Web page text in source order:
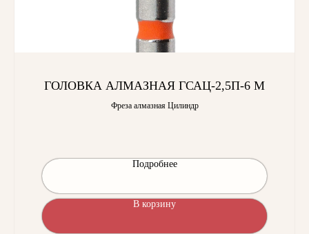
ГОЛОВКА АЛМАЗНАЯ ГСАЦ-2,5П-6 М
Фреза алмазная Цилиндр
Подробнее
В корзину